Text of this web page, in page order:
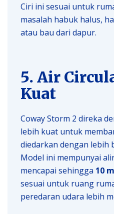
Ciri ini sesuai untuk
masalah habuk halus,
atau bau dari dapur.
5. Air
Kuat
Coway Storm 2 direka
lebih kuat untuk
diedarkan dengan lebih
Model ini mempunyai
mencapai sehingga 10
sesuai untuk ruang
peredaran udara lebih